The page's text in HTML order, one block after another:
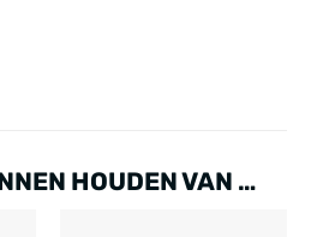
HOUDEN VAN …